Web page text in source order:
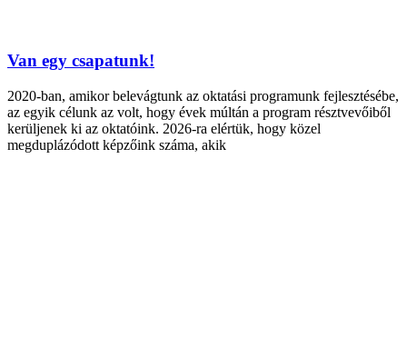
Van egy csapatunk!
2020-ban, amikor belevágtunk az oktatási programunk fejlesztésébe,
az egyik célunk az volt, hogy évek múltán a program résztvevőiből
kerüljenek ki az oktatóink. 2026-ra elértük, hogy közel
megduplázódott képzőink száma, akik